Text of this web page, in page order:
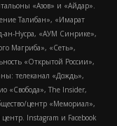
«Азов» и «Айдар».
Талибан», «Имарат
ан-Нусра, «АУМ Синрике»,
Магриба», «Сеть»,
«Открытой России»,
телеканал «Дождь»,
«Свобода», The Insider,
центр «Мемориал»,
Instagram и Facebook